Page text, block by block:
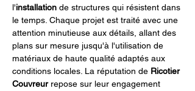
l'installation de structures qui résistent dans
le temps. Chaque projet est traité avec une
attention minutieuse aux détails, allant des
plans sur mesure jusqu'à l'utilisation de
matériaux de haute qualité adaptés aux
conditions locales. La réputation de Ricotier
Couvreur repose sur leur engagement